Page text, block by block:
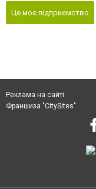
Це моє підприємство
Реклама на сайті
Франшиза "CitySites"